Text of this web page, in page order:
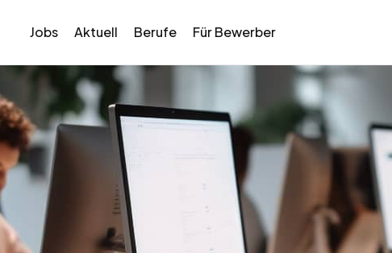
Jobs Aktuell Berufe Für Bewerber